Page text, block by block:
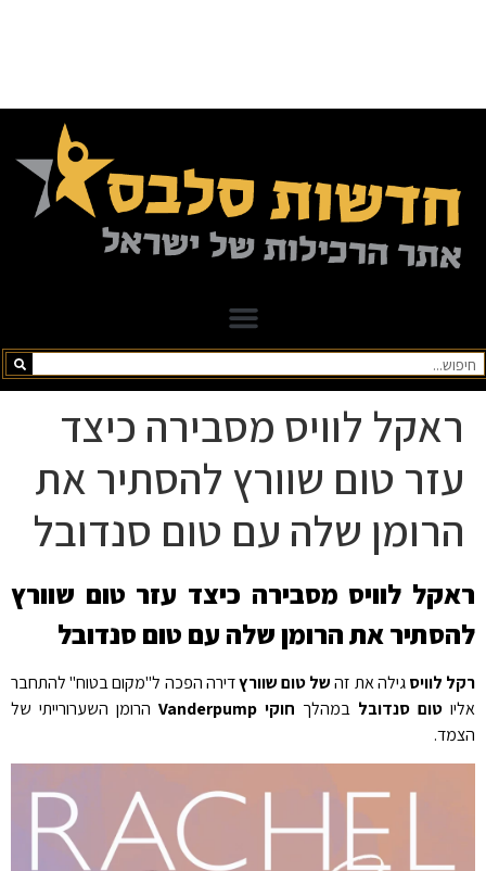
ראקל לוויס מסבירה כיצד
עזר טום שוורץ להסתיר את
הרומן שלה עם טום סנדובל
ראקל לוויס מסבירה כיצד עזר טום שוורץ
להסתיר את הרומן שלה עם טום סנדובל
רקל לוויסגילה את זהשל טום שוורץדירה הפכה ל"מקום בטוח" להתחבר
אליו טום סנדובל במהלך חוקי Vanderpump
הרומן השערורייתי של
הצמד.